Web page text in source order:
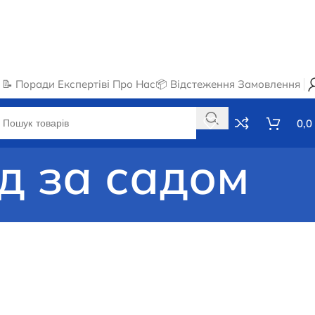
📝 Поради Експертівℹ️ Про Нас📦 Відстеження Замовлення
0,0
за садом